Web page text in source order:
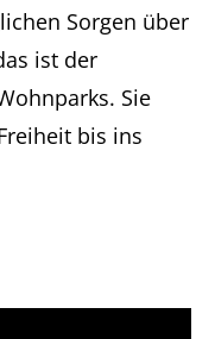
Sorgen über
ist der
Sie
bis ins